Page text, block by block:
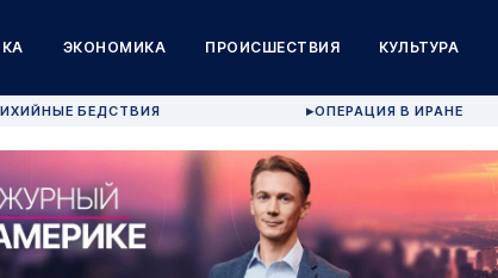
ЭКОНОМИКА ПРОИСШЕСТВИЯ КУЛЬТУРА
БЕДСТВИЯ ▶ОПЕРАЦИЯ В ИРАНЕ